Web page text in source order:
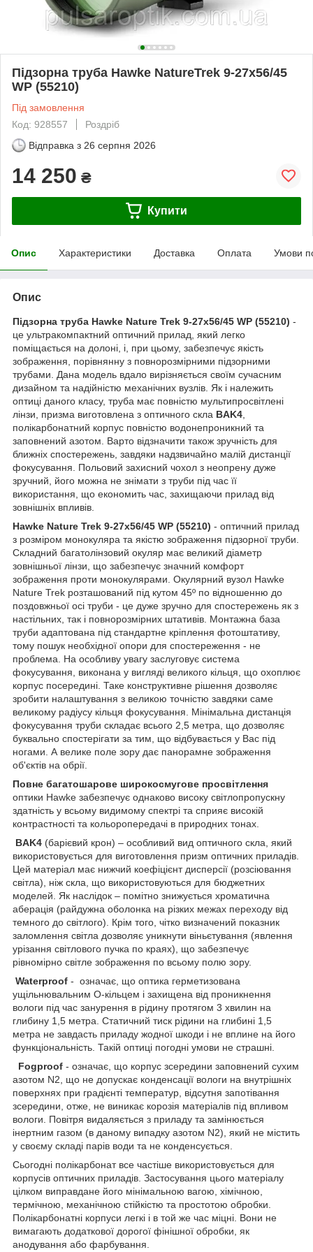
Підзорна труба Hawke NatureTrek 9-27x56/45
WP (55210)
Під замовлення
Код: 928557
Роздріб
Відправка з 26 серпня 2026
14 250 ₴
Купити
Опис Характеристики Доставка Оплата Умови
Опис
Підзорна труба Hawke Nature Trek 9-27x56/45 WP (55210) -
це ультракомпактний оптичний прилад, який легко
поміщається на долоні, і, при цьому, забезпечує якість
зображення, порівнянну з повнорозмірними підзорними
трубами. Дана модель вдало вирізняється своїм сучасним
дизайном та надійністю механічних вузлів. Як і належить
оптиці даного класу, труба має повністю мультипросвітлені
лінзи, призма виготовлена з оптичного скла BAK4
полікарбонатний корпус повністю водонепроникний та
заповнений азотом. Варто відзначити також зручність для
ближніх спостережень, завдяки надзвичайно малій дистанції
фокусування. Польовий захисний чохол з неопрену дуже
зручний, його можна не знімати з труби під час її
використання, що економить час, захищаючи прилад від
зовнішніх впливів.
Hawke Nature Trek 9-27x56/45 WP (55210) - оптичний прилад
з розміром монокуляра та якістю зображення підзорної труби.
Складний багатолінзовий окуляр має великий діаметр
зовнішньої лінзи, що забезпечує значний комфорт
зображення проти монокулярами. Окулярний вузол Hawke
Nature Trek розташований під кутом 45º по відношенню до
поздовжньої осі труби - це дуже зручно для спостережень як з
настільних, так і повнорозмірних штативів. Монтажна база
труби адаптована під стандартне кріплення фотоштативу,
тому пошук необхідної опори для спостереження - не
проблема. На особливу увагу заслуговує система
фокусування, виконана у вигляді великого кільця, що охоплює
корпус посередині. Таке конструктивне рішення дозволяє
зробити налаштування з великою точністю завдяки саме
великому радіусу кільця фокусування. Мінімальна дистанція
фокусування труби складає всього 2,5 метра, що дозволяє
буквально спостерігати за тим, що відбувається у Вас під
ногами. А велике поле зору дає панорамне зображення
об'єктів на обрії.
Повне багатошарове широкосмугове просвітлення
оптики Hawke забезпечує однаково високу світлопропускну
здатність у всьому видимому спектрі та сприяє високій
контрастності та кольоропередачі в природних тонах.
BAK4 (барієвий крон) – особливий вид оптичного скла, який
використовується для виготовлення призм оптичних приладів.
Цей матеріал має нижчий коефіцієнт дисперсії (розсіювання
світла), ніж скла, що використовуються для бюджетних
моделей. Як наслідок – помітно знижується хроматична
аберація (райдужна оболонка на різких межах переходу від
темного до світлого). Крім того, чітко визначений показник
заломлення світла дозволяє уникнути віньєтування (явлення
урізання світлового пучка по краях), що забезпечує
рівномірно світле зображення по всьому полю зору.
Waterproof - означає, що оптика герметизована
ущільнювальним О-кільцем і захищена від проникнення
вологи під час занурення в рідину протягом 3 хвилин на
глибину 1,5 метра. Статичний тиск рідини на глибині 1,5
метра не завдасть приладу жодної шкоди і не вплине на його
функціональність. Такій оптиці погодні умови не страшні.
Fogproof - означає, що корпус зсередини заповнений сухим
азотом N2, що не допускає конденсації вологи на внутрішніх
поверхнях при градієнті температур, відсутня запотівання
зсередини, отже, не виникає корозія матеріалів під впливом
вологи. Повітря видаляється з приладу та замінюється
інертним газом (в даному випадку азотом N2), який не містить
у своєму складі парів води та не конденсується.
Сьогодні полікарбонат все частіше використовується для
корпусів оптичних приладів. Застосування цього матеріалу
цілком виправдане його мінімальною вагою, хімічною,
термічною, механічною стійкістю та простотою обробки.
Полікарбонатні корпуси легкі і в той же час міцні. Вони не
вимагають додаткової дорогої фінішної обробки, як
анодування або фарбування.